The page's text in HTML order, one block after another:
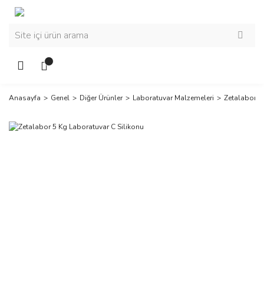
Anasayfa Genel Diğer Ürünler Laboratuvar Malzemeleri Zetalabor 5